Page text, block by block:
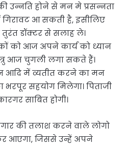
उन्नति होने से मन मे प्रसन्नता
आ सकती है, इसीलिए
तुरंत डॉक्टर से सलाह ले।
को आज अपने कार्य को ध्यान
आज चुगली लगा सकते हैं।
आदि में व्यतीत करने का मन
सहयोग मिलेगा। पिताजी
साबित होगी।
की तलाश करने वाले लोगो
जिससे उन्हें अपने